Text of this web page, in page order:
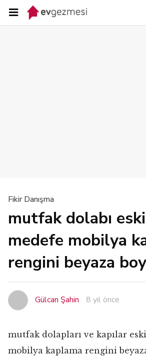
Fikir Danışma
mutfak dolabı
medefe mobilya
rengini beyaza
Gülcan Şahin 8 yıl önce
mutfak dolapları ve kapılar
mobilya kaplama rengini